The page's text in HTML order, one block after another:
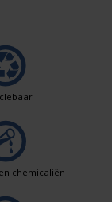
chemicaliën